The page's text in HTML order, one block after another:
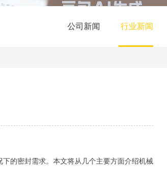
公司新闻 行业新闻
的密封需求。本文将从几个主要方面介绍机械